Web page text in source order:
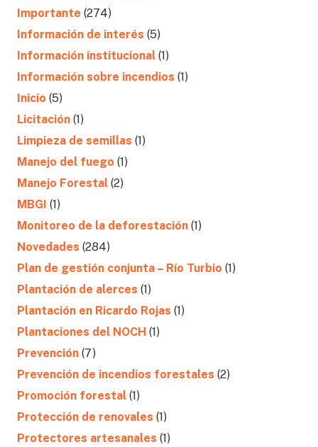
Importante (274)
Información de interés (5)
Información institucional (1)
Información sobre incendios (1)
Inicio (5)
Licitación (1)
Limpieza de semillas (1)
Manejo del fuego (1)
Manejo Forestal (2)
MBGI (1)
Monitoreo de la deforestación (1)
Novedades (284)
Plan de gestión conjunta – Río Turbio (1)
Plantación de alerces (1)
Plantación en Ricardo Rojas (1)
Plantaciones del NOCH (1)
Prevención (7)
Prevención de incendios forestales (2)
Promoción forestal (1)
Protección de renovales (1)
Protectores artesanales (1)